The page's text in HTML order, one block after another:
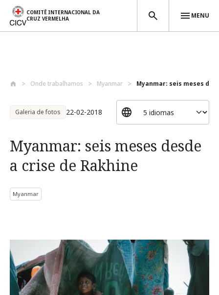
COMITÊ INTERNACIONAL DA
CRUZ VERMELHA
MENU
Onde trabalhamos Myanmar Myanmar: seis meses
Galeria de fotos 22-02-2018
Myanmar: seis meses desde
a crise de Rakhine
Myanmar